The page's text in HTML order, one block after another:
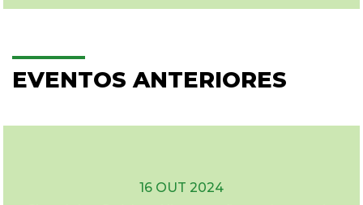
EVENTOS ANTERIORES
16 OUT 2024